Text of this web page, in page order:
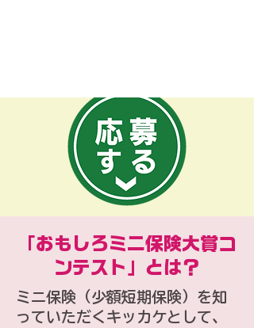
​「おもしろミニ保険大賞コ
ンテスト」とは？
ミニ保険（少額短期保険）を知
っていただくキッカケとして、